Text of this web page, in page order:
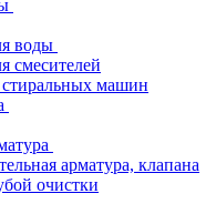
воды
смесителей
машин
арматура, клапана
очистки